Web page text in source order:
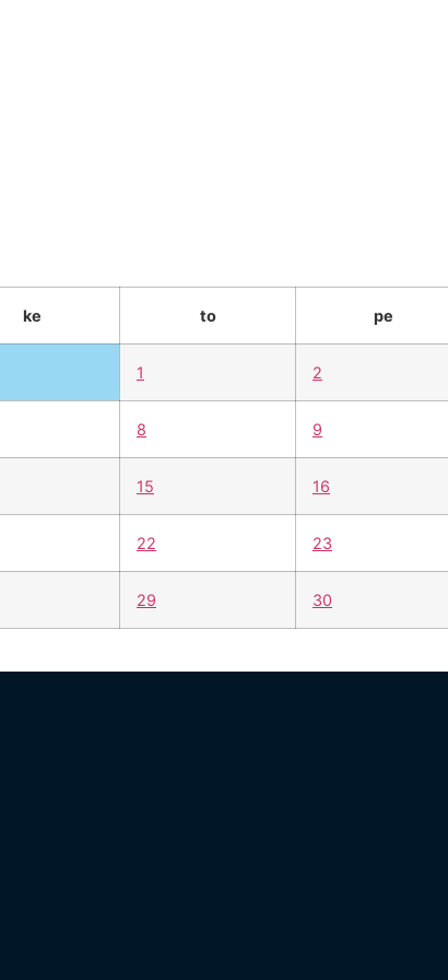
ke to pe
1 2
8 9
15 16
22 23
29 30